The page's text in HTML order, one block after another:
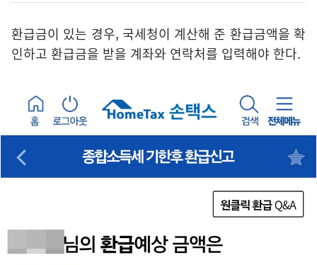
환급금이 있는 경우, 국세청이 계산해 준 환급금액을 확
인하고 환급금을 받을 계좌와 연락처를 입력해야 한다.